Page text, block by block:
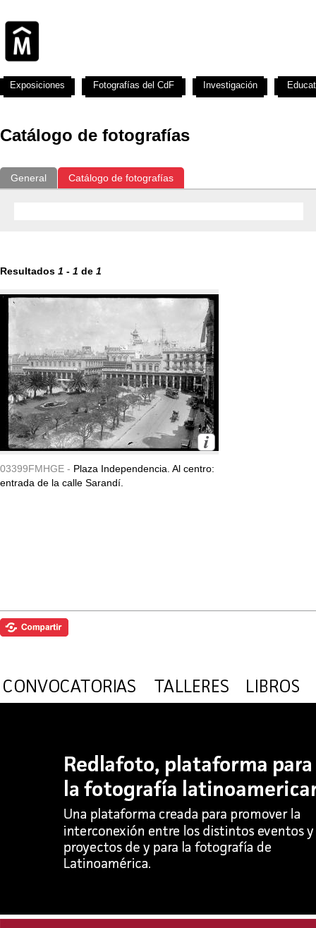
Catálogo de fotografías
General Catálogo de fotografías
Resultados 1 - 1 de 1
03399FMHGE - Plaza Independencia. Al centro:
entrada de la calle Sarandí.
Exposiciones Fotografías del CdF Investigación